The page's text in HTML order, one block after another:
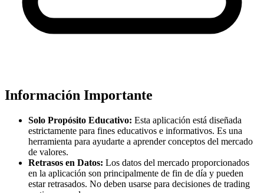
Información Importante
Solo Propósito Educativo: Esta aplicación está diseñada
estrictamente para fines educativos e informativos. Es una
herramienta para ayudarte a aprender conceptos del mercado
de valores.
Retrasos en Datos: Los datos del mercado proporcionados
en la aplicación son principalmente de fin de día y pueden
estar retrasados. No deben usarse para decisiones de trading